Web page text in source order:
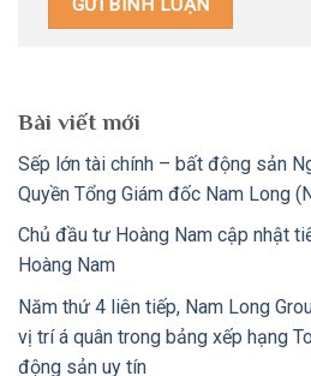
Bài viết mới
Sếp lớn tài chính – bất động sản
Quyền Tổng Giám đốc Nam Long
Chủ đầu tư Hoàng Nam cập nhật
Hoàng Nam
Năm thứ 4 liên tiếp, Nam Long
vị trí á quân trong bảng xếp hạng
động sản uy tín